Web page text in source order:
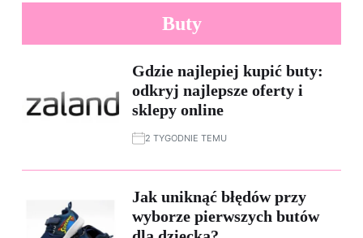
Buty
Gdzie najlepiej kupić buty:
odkryj najlepsze oferty i
sklepy online
2 TYGODNIE TEMU
Jak uniknąć błędów przy
wyborze pierwszych butów